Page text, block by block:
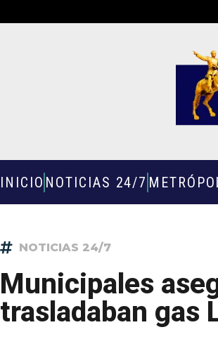
INICIO NOTICIAS 24/7
NOTICIAS 24/7
Municipales
trasladaban gas